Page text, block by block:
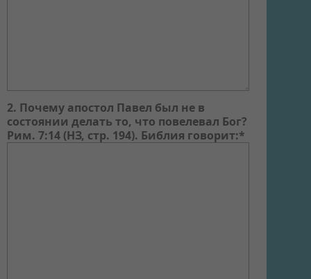
2. Почему апостол Павел был не в
состоянии делать то, что повелевал Бог?
Рим. 7:14 (НЗ, стр. 194). Библия говорит:*